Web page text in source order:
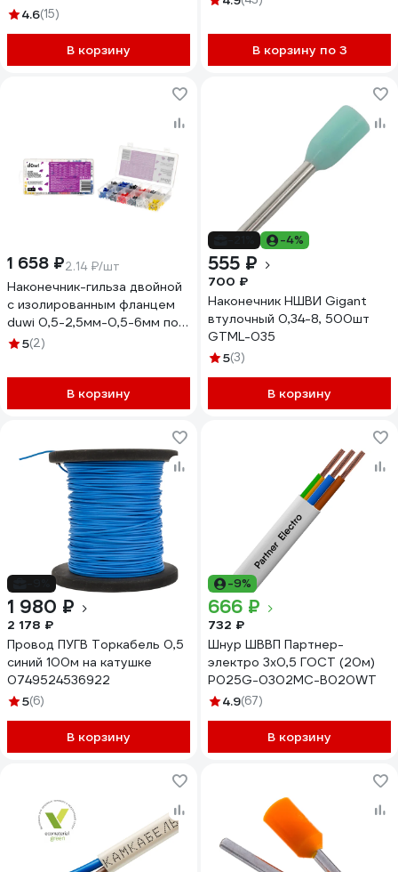
4.6(15)
В корзину В корзину по 3
1 658 ₽2.14 ₽/шт
Наконечник-гильза двойной
с изолированным фланцем
duwi 0,5-2,5мм-0,5-6мм под
опрессовку 775 шт 26550 8
5(2)
В корзину
-4%
555 ₽
700 ₽
Наконечник НШВИ Gigant
втулочный 0,34-8, 500шт
GTML-035
5(3)
В корзину
1 980 ₽
2 178 ₽
Провод ПУГВ Торкабель 0,5
синий 100м на катушке
0749524536922
5(6)
В корзину
-9%
666 ₽
732 ₽
Шнур ШВВП Партнер-
электро 3x0,5 ГОСТ (20м)
P025G-0302MC-B020WT
4.9(67)
В корзину